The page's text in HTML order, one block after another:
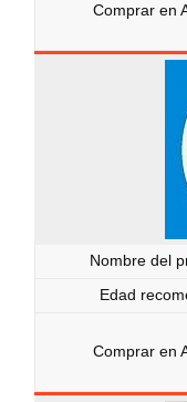
Comprar en
Nombre del
Edad
Comprar en